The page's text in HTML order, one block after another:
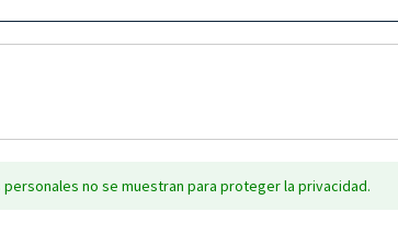
no se muestran para proteger la privacidad.